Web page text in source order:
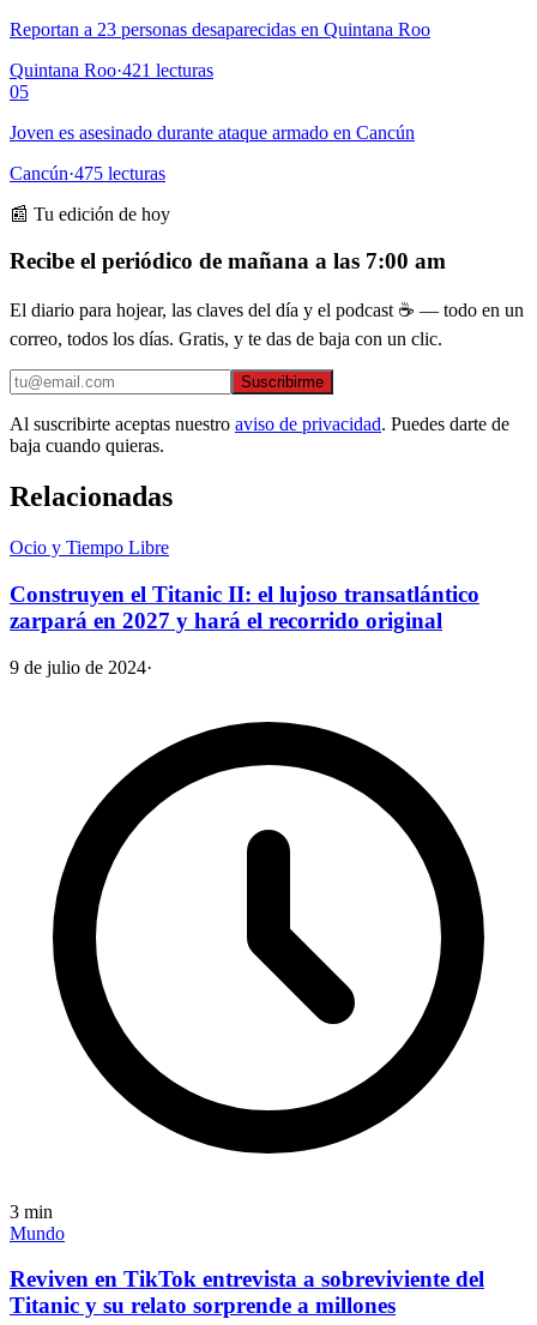
Reportan a 23 personas desaparecidas en Quintana Roo
Quintana Roo·421 lecturas
05
Joven es asesinado durante ataque armado en Cancún
Cancún·475 lecturas
📰 Tu edición de hoy
Recibe el periódico de mañana a las 7:00 am
El diario para hojear, las claves del día y el podcast ☕ — todo en un
correo, todos los días. Gratis, y te das de baja con un clic.
Suscribirme
Al suscribirte aceptas nuestro aviso de privacidad. Puedes darte de
baja cuando quieras.
Relacionadas
Ocio y Tiempo Libre
Construyen el Titanic II: el lujoso transatlántico
zarpará en 2027 y hará el recorrido original
9 de julio de 2024·
3 min
Mundo
Reviven en TikTok entrevista a sobreviviente del
Titanic y su relato sorprende a millones